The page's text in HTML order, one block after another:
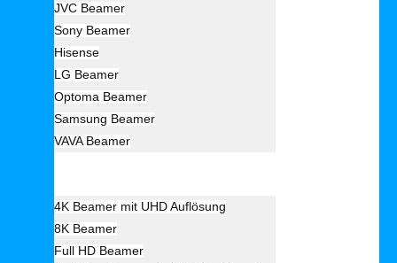
JVC Beamer
Sony Beamer
Hisense
LG Beamer
Optoma Beamer
Samsung Beamer
VAVA Beamer
4K Beamer mit UHD Auflösung
8K Beamer
Full HD Beamer